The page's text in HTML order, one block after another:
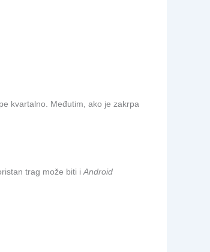
kvartalno. Međutim, ako je zakrpa
trag može biti i Android